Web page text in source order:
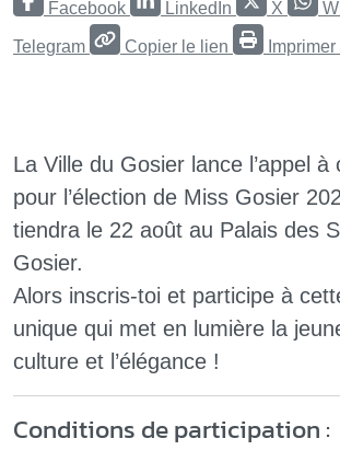
Facebook LinkedIn X
Telegram Copier le lien
La Ville du Gosier lance l’appel à
pour l’élection de Miss Gosier
tiendra le 22 août au Palais des
Gosier.
Alors inscris-toi et participe à
unique qui met en lumière la
culture et l’élégance !
Conditions de participation :